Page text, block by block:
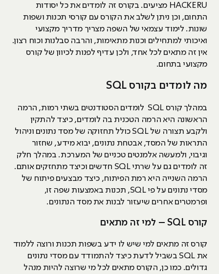
HACKERU מציעים. בקורס זה לומדים את כל יסודות
התחום, וכן ניתן לשלב את הקורס עם קורסי תכנות ושפות
שונות. לימוד עצמאי של השפה מצריך מדריך מקצועי
ואיכותי למתחילים וכנות מתאימות, והרבה סבלנות וכוח רצון.
אין זה מתאים לכל אחד, ולכן עדיף לפנות לכיוון של קורס
מקצועי בתחום.
מה לומדים בקורס SQL
במהלך קורס SQL לומדים הסטודנטים בשתי רמות, הרמה
הראשונה היא הרמה הטכנית בה לומדים, כיצד להתקין
ולקבע תצורה של SQL כולל תחזוקה של מסד נתונים וניהול
התראות של המסד, אבטחת נתונים, יבוא מידע, שחזור
וגיבוי, ולמעשה אלמנטים טכניים של המערכת. במהלך חלק
זה לומדים גם על שרתי SQL חדשים וכיצד מתחזקים אותם.
הרמה השנייה היא רמת הפיתוח, כיצד מבצעים פיתוח של
מסדי נתונים על פי SQL, תכנות באמצעות שפה זו,
ופרמטרים אחרים שיעזור לבנות את מסד הנתונים.
קורס SQL – למי זה מתאים
קורס זה מתאים למי שיש לו ידע בשפות תכנות ורוצה ללמוד
את SQL בשביל לדעת כיצד להתמודד עם מסדי נתונים
גדולים. כמו כן, הקורס מתאים לכל מי שרוצה להיות מנהל